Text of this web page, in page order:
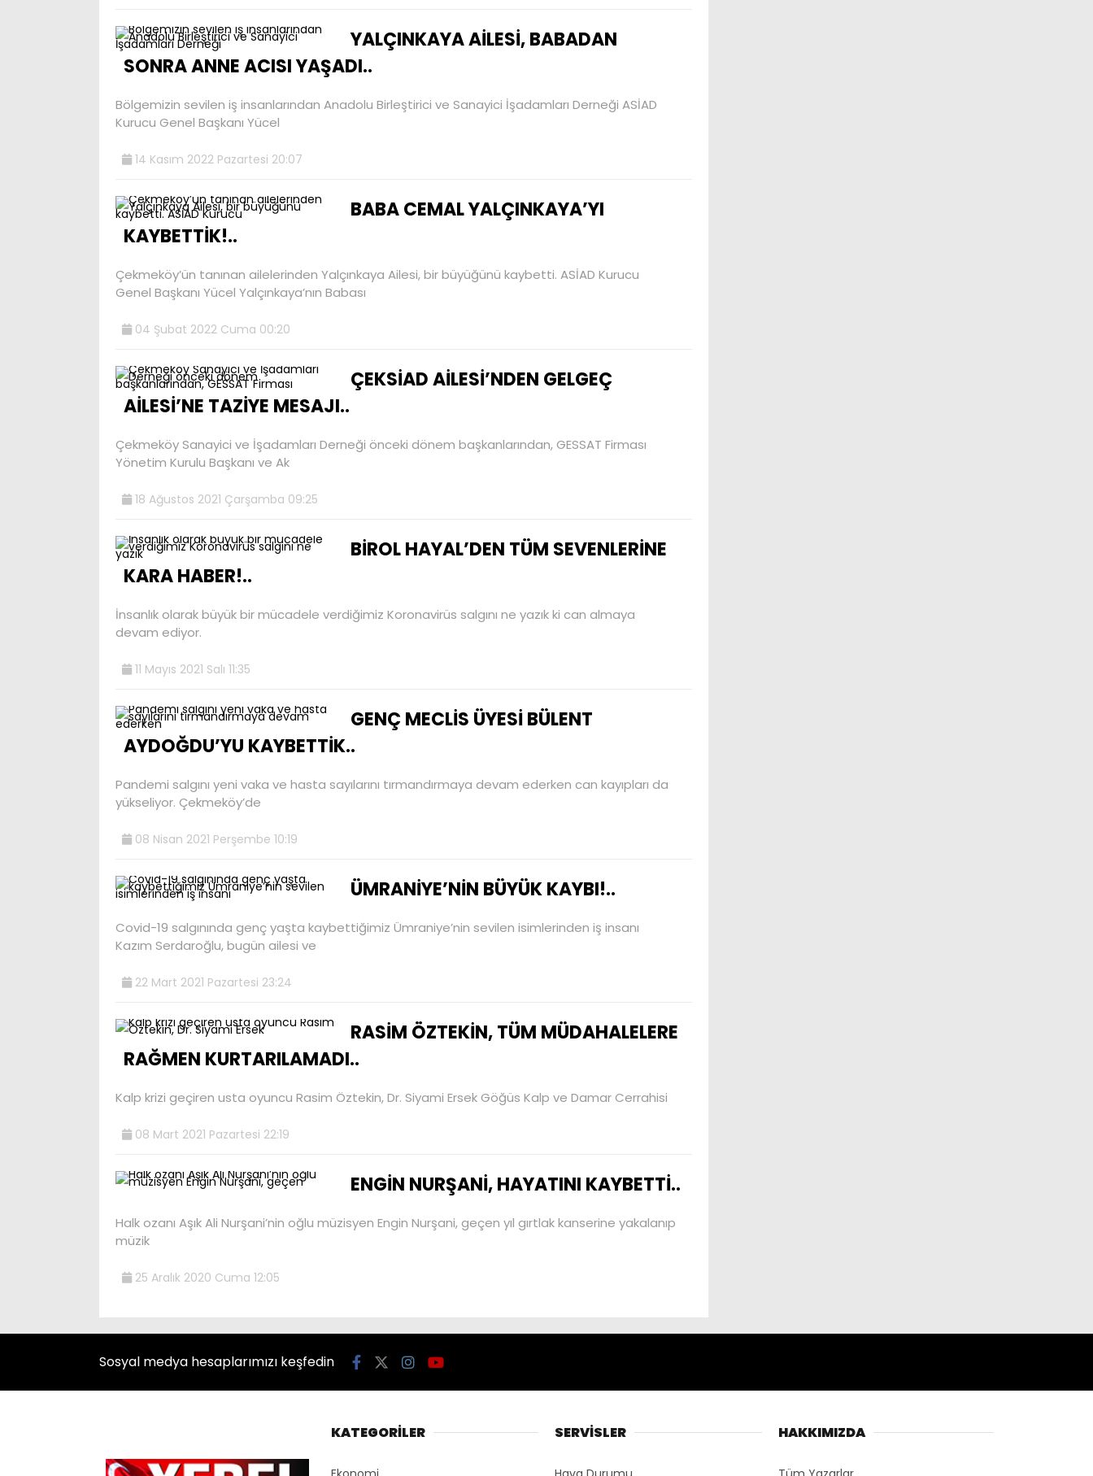
YALÇINKAYA AİLESİ, BABADAN
SONRA ANNE ACISI YAŞADI..
Bölgemizin sevilen iş insanlarından Anadolu Birleştirici ve Sanayici İşadamları Derneği ASİAD
Kurucu Genel Başkanı Yücel
14 Kasım 2022 Pazartesi 20:07
BABA CEMAL YALÇINKAYA’YI
KAYBETTİK!..
Çekmeköy’ün tanınan ailelerinden Yalçınkaya Ailesi, bir büyüğünü kaybetti. ASİAD Kurucu
Genel Başkanı Yücel Yalçınkaya’nın Babası
04 Şubat 2022 Cuma 00:20
ÇEKSİAD AİLESİ’NDEN GELGEÇ
AİLESİ’NE TAZİYE MESAJI..
Çekmeköy Sanayici ve İşadamları Derneği önceki dönem başkanlarından, GESSAT Firması
Yönetim Kurulu Başkanı ve Ak
18 Ağustos 2021 Çarşamba 09:25
BİROL HAYAL’DEN TÜM SEVENLERİNE
KARA HABER!..
İnsanlık olarak büyük bir mücadele verdiğimiz Koronavirüs salgını ne yazık ki can almaya
devam ediyor.
11 Mayıs 2021 Salı 11:35
GENÇ MECLİS ÜYESİ BÜLENT
AYDOĞDU’YU KAYBETTİK..
Pandemi salgını yeni vaka ve hasta sayılarını tırmandırmaya devam ederken can kayıpları da
yükseliyor. Çekmeköy’de
08 Nisan 2021 Perşembe 10:19
ÜMRANİYE’NİN BÜYÜK KAYBI!..
Covid-19 salgınında genç yaşta kaybettiğimiz Ümraniye’nin sevilen isimlerinden iş insanı
Kazım Serdaroğlu, bugün ailesi ve
22 Mart 2021 Pazartesi 23:24
RASİM ÖZTEKİN, TÜM MÜDAHALELERE
RAĞMEN KURTARILAMADI..
Kalp krizi geçiren usta oyuncu Rasim Öztekin, Dr. Siyami Ersek Göğüs Kalp ve Damar Cerrahisi
08 Mart 2021 Pazartesi 22:19
ENGİN NURŞANİ, HAYATINI KAYBETTİ..
Halk ozanı Aşık Ali Nurşani’nin oğlu müzisyen Engin Nurşani, geçen yıl gırtlak kanserine yakalanıp
müzik
25 Aralık 2020 Cuma 12:05
Sosyal medya hesaplarımızı keşfedin
KATEGORİLER SERVİSLER HAKKIMIZDA